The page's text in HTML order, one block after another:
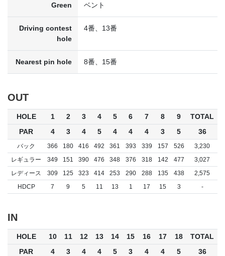
Green ベント
Driving contest
hole
4番、13番
Nearest pin hole 8番、15番
OUT
HOLE 1 2 3 4 5 6 7 8 9
TOTAL
PAR
4 3 4 5 4 4 4 3 5 36
バック 366 180 416 492 361 393 339 157 526
3,230
レギュラー
349 151 390 476 348 376 318 142 477
3,027
レディース
309 125 323 414 253 290 288 135 438
2,575
HDCP
7 9 5 11 13 1 17 15 3 -
IN
HOLE 10 11 12 13 14 15 16 17 18
TOTAL
PAR
4 3 4 4 5 3 4 4 5 36